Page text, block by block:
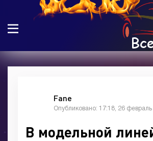
Fane
Опубликовано: 17:18, 26 февраль
В модельной